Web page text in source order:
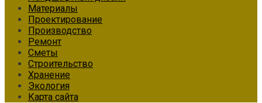
Материалы
Проектирование
Производство
Ремонт
Сметы
Строительство
Хранение
Экология
Карта сайта